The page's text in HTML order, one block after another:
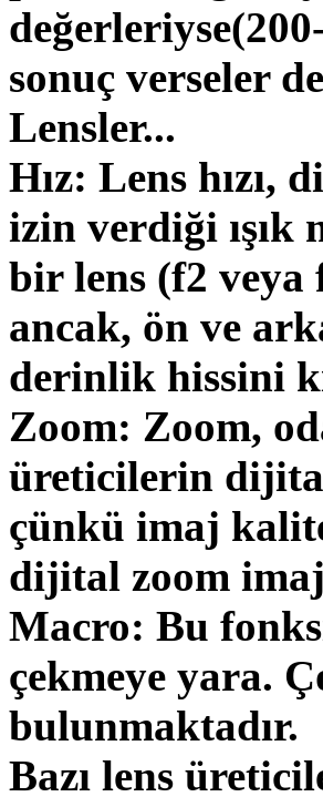
sonuç verseler
Lensler...
Hız: Lens hızı,
izin verdiği ışık
bir lens (f2 veya
ancak, ön ve
derinlik hissini
Zoom: Zoom,
üreticilerin
çünkü imaj
dijital zoom
Macro: Bu
çekmeye yara.
bulunmaktadır.
Bazı lens